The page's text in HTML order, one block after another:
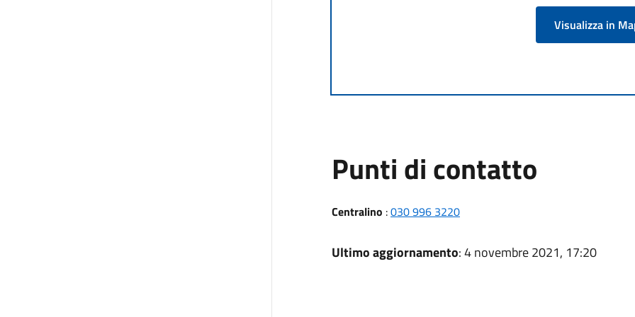
Visualizza in
Punti di contatto
Centralino :030 996 3220
Ultimo aggiornamento: 4 novembre 2021, 17:20